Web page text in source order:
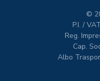
©
P.I. /
Reg.
Cap.
Albo